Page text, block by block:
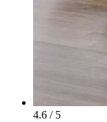
4.6 / 5